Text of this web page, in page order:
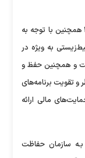
وی افزود: صندوق ملی محیط زیست در سال ۱۴۰۲ همچنین با توجه به
به ویژه در
و همچنین حفظ و
تقویت برنامه‌های
میلیارد ریال حمایت‌های مالی ارائه
سازمان حفاظت